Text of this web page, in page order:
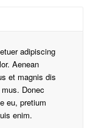
adipiscing
Aenean
et magnis dis
Donec
eu, pretium
enim.